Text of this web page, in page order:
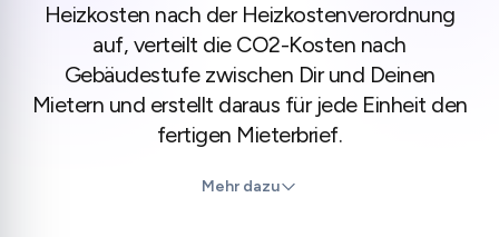
Heizkosten nach der Heizkostenverordnung
auf, verteilt die CO2-Kosten nach
Gebäudestufe zwischen Dir und Deinen
Mietern und erstellt daraus für jede Einheit den
fertigen Mieterbrief.
Mehr dazu